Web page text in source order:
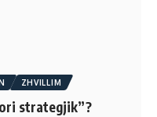
ZHVILLIM
strategjik”?